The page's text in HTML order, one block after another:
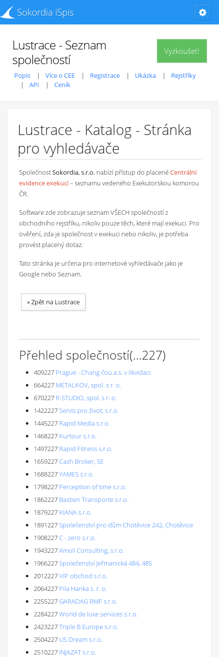
Sokordia iSpis
Vyzkoušet!
Lustrace - Seznam
společností
Popis Více o CEE Registrace Ukázka
Rejstříky
API
Ceník
Lustrace - Katalog - Stránka
pro vyhledávače
SpolečnostSokordia, s.r.o. nabízí přístup do placenéCentrální
evidence exekucí– seznamu vedeného Exekutorskou komorou
ČR.
Software zde zobrazuje seznam VŠECH společností z
obchodního rejstříku, nikoliv pouze těch, které mají exekuci. Pro
ověření, zda je společnost v exekuci nebo nikoliv, je potřeba
provést placený dotaz.
Tato stránka je určena pro internetové vyhledávače jako je
Google nebo Seznam.
»Zpět na Lustrace
Přehled společností(...227)
409227 Prague - Chang čou a.s. v likvidaci
664227 METALKOV, spol. s r. o.
670227 R-STUDIO, spol. s r. o.
1422227Servis pro život, s.r.o.
1445227 Rapid Media s.r.o.
1468227 Kurtour s.r.o.
1497227 Rapid Fitness s.r.o.
1659227Cash Broker, SE
1688227YAMES s.r.o.
1798227 Perception of time s.r.o.
1862227 Bastien Transporte s.r.o.
1879227 KIANA s.r.o.
1891227Společenství pro dům Chotěvice 242, Chotěvice
1908227C - zero s.r.o.
1943227Amoli Consulting, s.r.o.
1966227Společenství Jeřmanická 484, 485
2012227VIP obchod s.r.o.
2064227 Pila Hanka s. r. o.
2255227GARADAG RMF s.r.o.
2284227World de luxe services s.r.o.
2423227Triple B Europe s.r.o.
2504227 US Dream s.r.o.
2510227 INJAZAT s.r.o.